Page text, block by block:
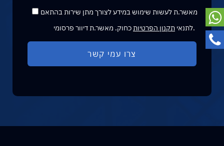
מאשר.ת לעשות שימוש במידע לצורך מתן שירות בהתאם
לתנאי תקנון הפרטיות כחוק. מאשר.ת דיוור פרסומי.